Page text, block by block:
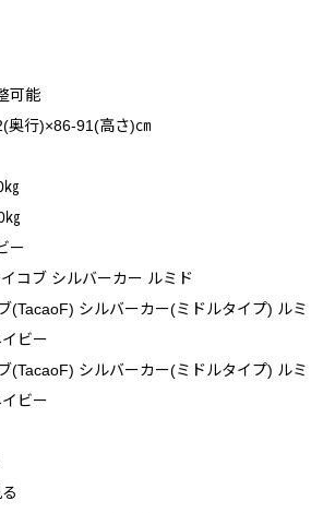
可能
行)×86-91(高さ)㎝
㎏
ー
コブ シルバーカー ルミド
(TacaoF) シルバーカー(ミドルタイプ) ルミ
ビー
(TacaoF) シルバーカー(ミドルタイプ) ルミ
ビー